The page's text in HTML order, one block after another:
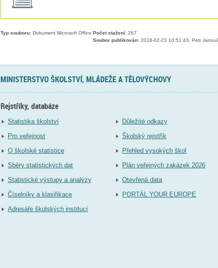
Typ souboru:Dokument Microsoft Office. Počet stažení:267
Soubor publikován:2018-02-23 10:51:43, Petr
MINISTERSTVO ŠKOLSTVÍ, MLÁDEŽE A TĚLOVÝCHOVY
Rejstříky, databáze
Statistika školství
Pro veřejnost
O školské statistice
Sběry statistických dat
Statistické výstupy a analýzy
Číselníky a klasifikace
Adresáře školských institucí
Důležité odkazy
Školský rejstřík
Přehled vysokých škol
Plán veřejných zakázek 2026
Otevřená data
PORTÁL YOUR EUROPE